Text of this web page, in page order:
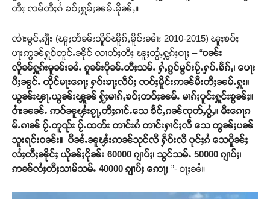
တီႈ ၸမ်တီႈၵႆ ၶဝ်ႈႁူမ်ႈၼမ်ႉမိုၼ်ႇ။
ၸၢႆးမွင်ႇၵျီး (ၽူႈတႅၼ်းသိူဝ်ၽိူၵ်ႇမိူင်းၼၢႆး 2010-2015) ၽူႈၶဝ်ႈ
ပႃးဢွၼ်ႁူဝ်တူင်ႉၼိုင် လၢတ်ႈတီႈ ၽူႈတွႆႇႁွၵ်ႈဝႃႈ – “ဝၼ်း
လိူၼ်ႁူၵ်းမူၼ်းၼႆႉ ၵူၼ်းပိုၼ်ႉတီႈသမ်ႉ ႁႆႇၵွင်မွင်းပႂ်ႉႁပ်ႉၶႅၵ်ႇ၊ ပေႃး
ပီႈၼွင်ႉ ထိုင်မႃးၵေႃႈ ႁဝ်းၶႃႈလဵပ်ႈ ၸဝ်ႈမိူင်းဢၼ်မီးတီႈၼမ်ႉႁူး။
ယွၼ်းၾႃႉယွၼ်းၾူၼ် ႁႂ်ႈမၢၵ်ႇၶဝ်ႈတဝ်ႈၼမ်ႉ မၢၵ်ႈပူင်းႁူင်းၶွၼ်ႈ။
ဝၢႆးၼၼ်ႉ ဢဝ်ၼူၾႆးၵႂႃႇတီႈၵၢင်ႉသေ ၶႅင်ႇၵၼ်ၸုတ်ႇပွႆႇ။ မီးၵေႃၵ
မ်ႉၵၢၼ် ပႂ်ႉတူၺ်း ပႂ်ႉထတ်း တၢင်းၵႆ တၢင်းႁၢင်ႈလီ သေ တွၼ်ႈပၼ်
သူးရင်းဝၼ်း။ ပီၼႆႉၼူၾႆးဢၼ်သုင်လီ ႁဵဝ်းလီ ပုင်ႈၵႆ သေပိူၼ်ႈ
လႆႈတီႈၼိုင်ႈ ယိုၼ်ႈငိုၼ်း 60000 ၵျၢပ်ႈ၊ သွင်သမ်ႉ 50000 ၵျၢပ်ႈ၊
ဢၼ်လႆႈတီႈသၢမ်သမ်ႉ 40000 ၵျၢပ်ႈ ဢေႃႈ ”- ဝႃႈၼႆ။